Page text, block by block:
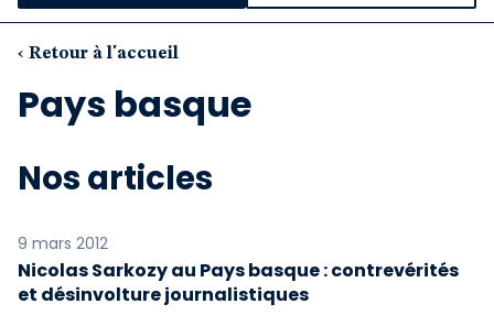
Nos propositions
Notre revue
Boutique
‹ Retour à l'accueil
Pays basque
Nos articles
9 mars 2012
Nicolas Sarkozy au Pays basque : contrevérités
et désinvolture journalistiques